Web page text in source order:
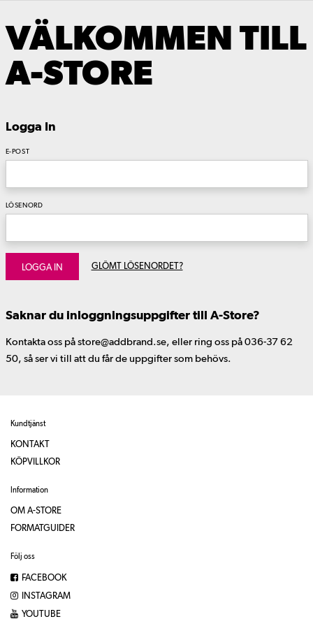
VÄLKOMMEN TILL
A-STORE
Logga In
E-POST
LÖSENORD
LOGGA IN GLÖMT LÖSENORDET?
Saknar du inloggningsuppgifter till A-Store?
Kontakta oss på store@addbrand.se, eller ring oss på 036-37 62
50, så ser vi till att du får de uppgifter som behövs.
Kundtjänst
KONTAKT
KÖPVILLKOR
Information
OM A-STORE
FORMATGUIDER
Följ oss
FACEBOOK
INSTAGRAM
YOUTUBE